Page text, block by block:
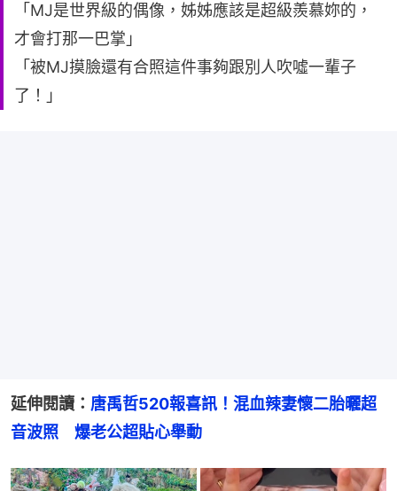
「MJ是世界級的偶像，姊姊應該是超級羨慕妳的，
才會打那一巴掌」
「被MJ摸臉還有合照這件事夠跟別人吹噓一輩子
了！」
延伸閱讀： 唐禹哲520報喜訊！混血辣妻懷二胎曬超
音波照　爆老公超貼心舉動